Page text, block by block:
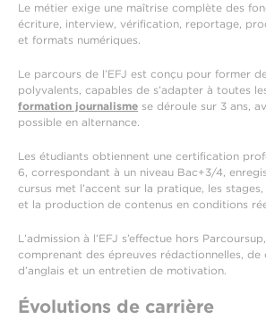
Le métier exige une maîtrise complète des
écriture, interview, vérification, reportage,
et formats numériques.
Le parcours de l’EFJ est conçu pour former
polyvalents, capables de s’adapter à toutes
formation journalisme se déroule sur 3 ans,
possible en alternance.
Les étudiants obtiennent une certification
6, correspondant à un niveau Bac+3/4,
cursus met l’accent sur la pratique, les
et la production de contenus en conditions
L’admission à l’EFJ s’effectue hors
comprenant des épreuves rédactionnelles, de
d’anglais et un entretien de motivation.
Évolutions de carrière